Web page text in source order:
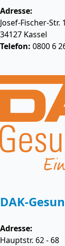
Adresse:
Josef-Fischer-Str.
34127 Kassel
Telefon: 0800 6
DAK-
Adresse:
Hauptstr. 62 - 68